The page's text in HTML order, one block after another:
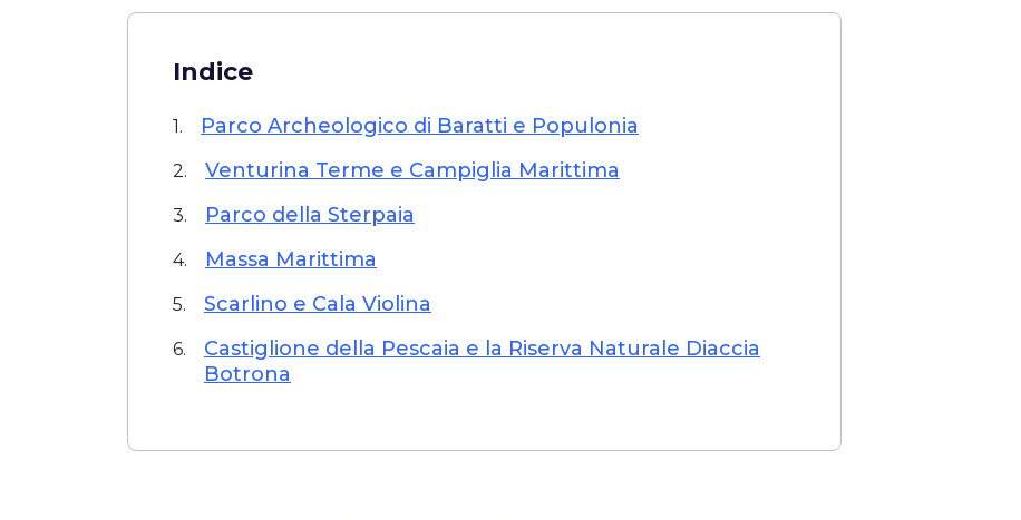
Indice
1. Parco Archeologico di Baratti e Populonia
2. Venturina Terme e Campiglia Marittima
3. Parco della Sterpaia
4. Massa Marittima
5. Scarlino e Cala Violina
6.
Castiglione della Pescaia e la Riserva Naturale Diaccia
Botrona